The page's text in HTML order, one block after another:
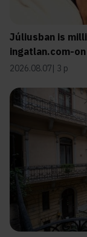
Júliusban is
ingatlan.com-on
2026.08.07 3 p